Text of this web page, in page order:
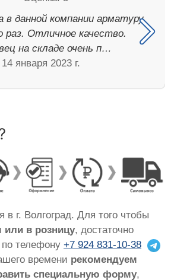
в данной компании арматуру
раз. Отличное качество.
на складе очень п…
14 января 2023 г.
в г. Волгоград. Для того чтобы
или в розницу, достаточно
телефону +7 924 831-10-38
времени рекомендуем
специальную форму,